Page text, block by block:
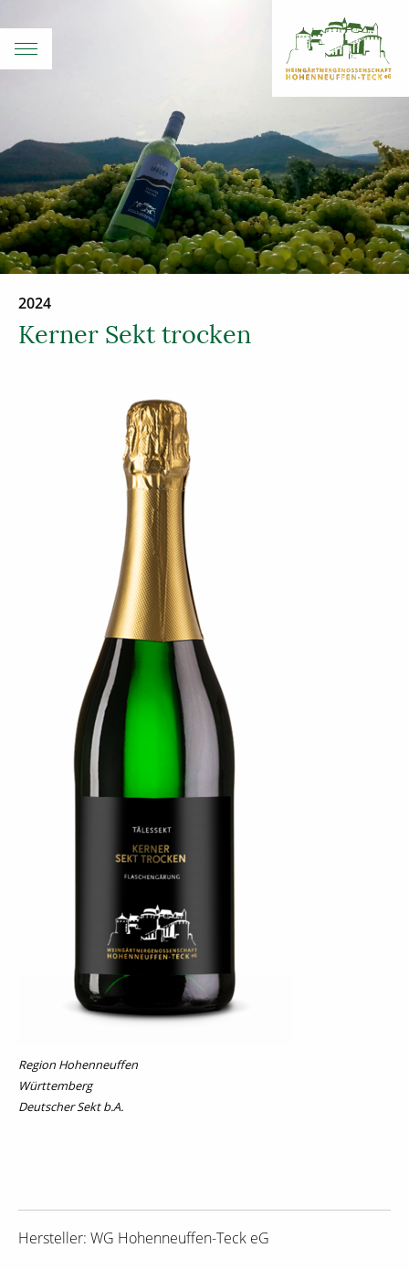
2024
Kerner Sekt trocken
Region Hohenneuffen
Württemberg
Deutscher Sekt b.A.
Hersteller: WG Hohenneuffen-Teck eG